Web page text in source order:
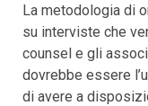
La metodologia di
su interviste che
counsel e gli
dovrebbe essere
di avere a